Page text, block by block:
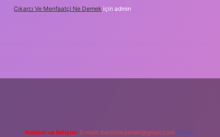
Çıkarcı Ve Menfaatçi Ne Demek için admin
Reklam ve İletişim: E-mail: backlinkpaneli@gmail.com Teams: